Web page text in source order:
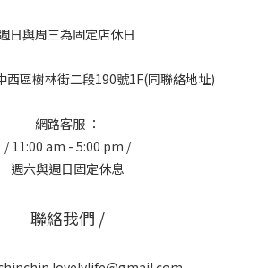
日與周三為固定店休日
西區樹林街二段190號1F(同聯絡地址)
網路客服 ：
/ 11:00 am - 5:00 pm /
週六與週日固定休息
聯絡我們 /